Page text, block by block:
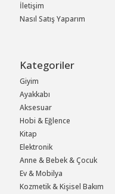
İletişim
Nasıl Satış Yaparım
Kategoriler
Giyim
Ayakkabı
Aksesuar
Hobi & Eğlence
Kitap
Elektronik
Anne & Bebek & Çocuk
Ev & Mobilya
Kozmetik & Kişisel Bakım